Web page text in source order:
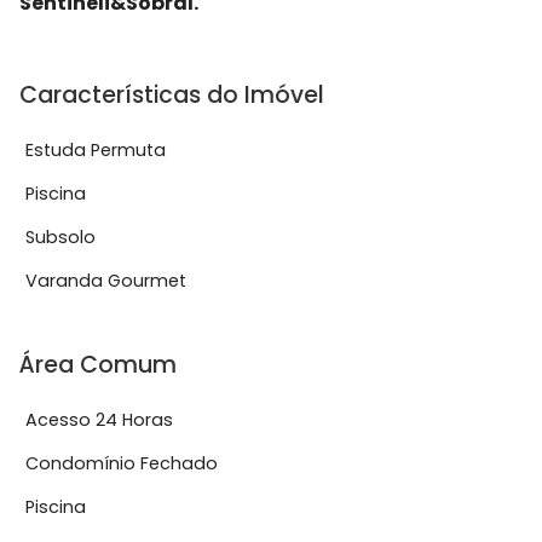
Características do Imóvel
Estuda Permuta
Piscina
Subsolo
Varanda Gourmet
Área Comum
Acesso 24 Horas
Condomínio Fechado
Piscina